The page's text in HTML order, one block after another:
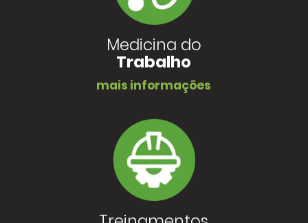
Medicina do
Trabalho
mais informações